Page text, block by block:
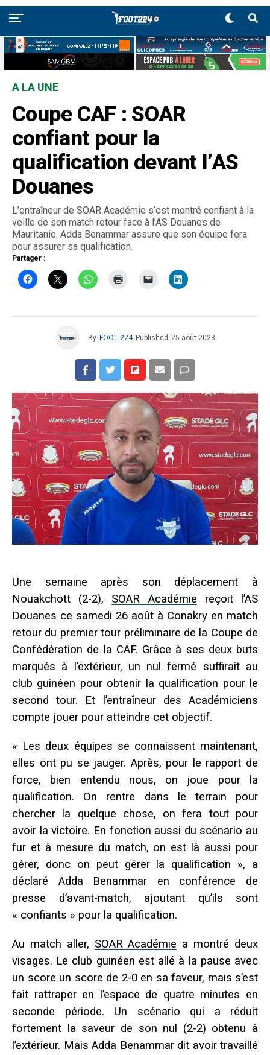
A LA UNE
Coupe CAF : SOAR
confiant pour la
qualification devant l’AS
Douanes
L’entraîneur de SOAR Académie s’est montré confiant à la
veille de son match retour face à l’AS Douanes de
Mauritanie. Adda Benammar assure que son équipe fera
pour assurer sa qualification.
Partager :
By FOOT 224 Published 25 août 2023
Une semaine après son déplacement à
Nouakchott (2-2), SOAR Académie reçoit l’AS
Douanes ce samedi 26 août à Conakry en match
retour du premier tour préliminaire de la Coupe de
Confédération de la CAF. Grâce à ses deux buts
marqués à l’extérieur, un nul fermé suffirait au
club guinéen pour obtenir la qualification pour le
second tour. Et l’entraîneur des Académiciens
compte jouer pour atteindre cet objectif.
« Les deux équipes se connaissent maintenant,
elles ont pu se jauger. Après, pour le rapport de
force, bien entendu nous, on joue pour la
qualification. On rentre dans le terrain pour
chercher la quelque chose, on fera tout pour
avoir la victoire. En fonction aussi du scénario au
fur et à mesure du match, on est là aussi pour
gérer, donc on peut gérer la qualification », a
déclaré Adda Benammar en conférence de
presse d’avant-match, ajoutant qu’ils sont
« confiants » pour la qualification.
Au match aller, SOAR Académie a montré deux
visages. Le club guinéen est allé à la pause avec
un score un score de 2-0 en sa faveur, mais s’est
fait rattraper en l’espace de quatre minutes en
seconde période. Un scénario qui a réduit
fortement la saveur de son nul (2-2) obtenu à
l’extérieur. Mais Adda Benammar dit avoir travaillé